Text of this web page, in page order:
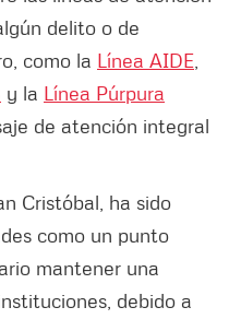
delito o de
como la Línea AIDE
y la Línea Púrpura
de atención integral
Cristóbal, ha sido
como un punto
mantener una
debido a